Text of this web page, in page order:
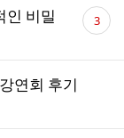
인 비밀
댓
글 3
연회 후기